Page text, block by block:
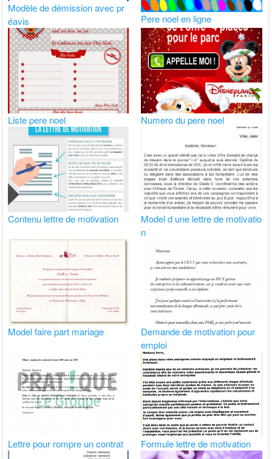
Modèle de démission avec pr
éavis
Pere noel en ligne
Liste pere noel Numero du pere noel
Contenu lettre de motivation
Model d une lettre de motivatio
n
Model faire part mariage
Demande de motivation pour
emploi
Lettre pour rompre un contrat Formule lettre de motivation